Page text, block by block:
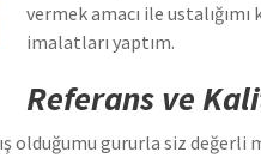
vermek amacı ile
imalatları yaptım.
Referans ve
olduğumu gururla siz